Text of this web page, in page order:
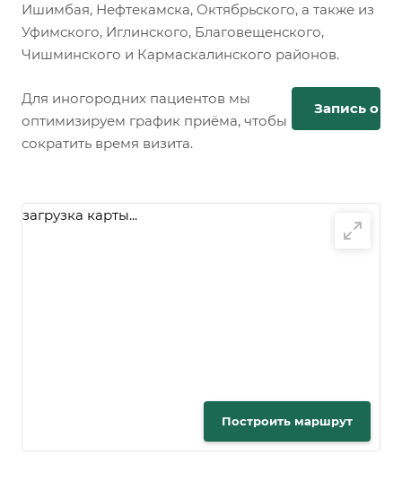
Ишимбая, Нефтекамска, Октябрьского, а также из
Уфимского, Иглинского, Благовещенского,
Чишминского и Кармаскалинского районов.
Для иногородних пациентов мы
оптимизируем график приёма, чтобы
сократить время визита.
Запись
загрузка карты...
Построить маршрут